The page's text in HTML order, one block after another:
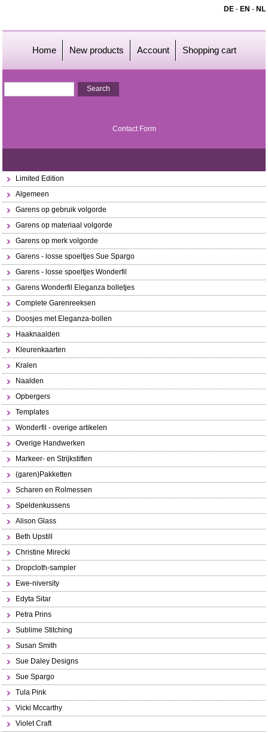
DE- EN - NL
Home New products Account Shopping cart
Contact Form
Limited Edition
Algemeen
Garens op gebruik volgorde
Garens op materiaal volgorde
Garens op merk volgorde
Garens - losse spoeltjes Sue Spargo
Garens - losse spoeltjes Wonderfil
Garens Wonderfil Eleganza bolletjes
Complete Garenreeksen
Doosjes met Eleganza-bollen
Haaknaalden
Kleurenkaarten
Kralen
Naalden
Opbergers
Templates
Wonderfil - overige artikelen
Overige Handwerken
Markeer- en Strijkstiften
(garen)Pakketten
Scharen en Rolmessen
Speldenkussens
Alison Glass
Beth Upstill
Christine Mirecki
Dropcloth-sampler
Ewe-niversity
Edyta Sitar
Petra Prins
Sublime Stitching
Susan Smith
Sue Daley Designs
Sue Spargo
Tula Pink
Vicki Mccarthy
Violet Craft